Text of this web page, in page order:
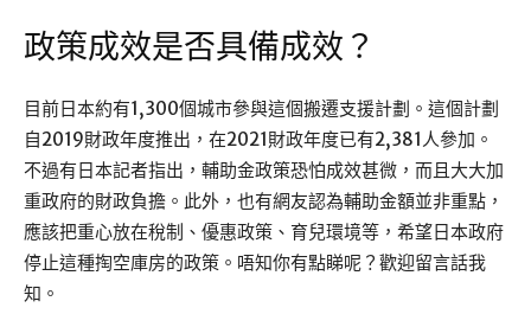
政策成效是否具備成效？
目前日本約有1,300個城市參與這個搬遷支援計劃。這個計劃
自2019財政年度推出，在2021財政年度已有2,381人參加。
不過有日本記者指出，輔助金政策恐怕成效甚微，而且大大加
重政府的財政負擔。此外，也有網友認為輔助金額並非重點，
應該把重心放在稅制、優惠政策、育兒環境等，希望日本政府
停止這種掏空庫房的政策。唔知你有點睇呢？歡迎留言話我
知。